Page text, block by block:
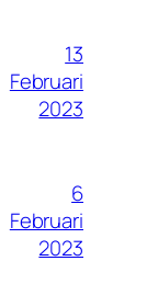
13
Februari
2023
6
Februari
2023